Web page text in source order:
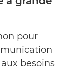
pour
besoins